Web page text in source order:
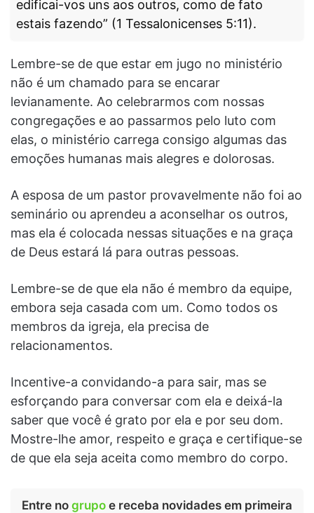
edificai-vos uns aos outros, como de fato
estais fazendo” (1 Tessalonicenses 5:11).
Lembre-se de que estar em jugo no ministério
não é um chamado para se encarar
levianamente. Ao celebrarmos com nossas
congregações e ao passarmos pelo luto com
elas, o ministério carrega consigo algumas das
emoções humanas mais alegres e dolorosas.
A esposa de um pastor provavelmente não foi ao
seminário ou aprendeu a aconselhar os outros,
mas ela é colocada nessas situações e na graça
de Deus estará lá para outras pessoas.
Lembre-se de que ela não é membro da equipe,
embora seja casada com um. Como todos os
membros da igreja, ela precisa de
relacionamentos.
Incentive-a convidando-a para sair, mas se
esforçando para conversar com ela e deixá-la
saber que você é grato por ela e por seu dom.
Mostre-lhe amor, respeito e graça e certifique-se
de que ela seja aceita como membro do corpo.
Entre no grupo e receba novidades em primeira